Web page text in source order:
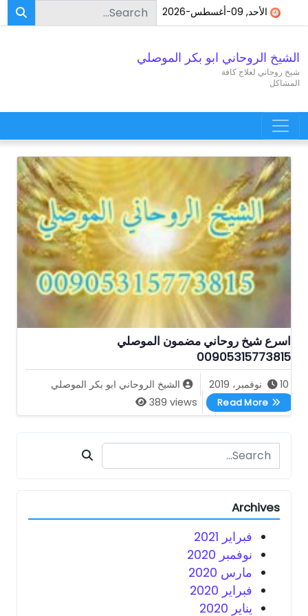
Skip to content
الأحد, 09-أغسطس-2026 Search for:
الشيخ الروحاني ابو بكر الموصلي
شيخ روحاني لعلاج كافة
المشاكل
Main Navigation
اسرع شيخ روحاني مضمون الموصلي
00905315773815
10 نوفمبر، 2019
الشيخ الروحاني ابو بكر الموصلي
389 views
Read More
اسرع شيخ روحاني مضمون الموصلي 00905315773815
Search for:
Archives
فبراير 2021
نوفمبر 2020
مارس 2020
فبراير 2020
يناير 2020